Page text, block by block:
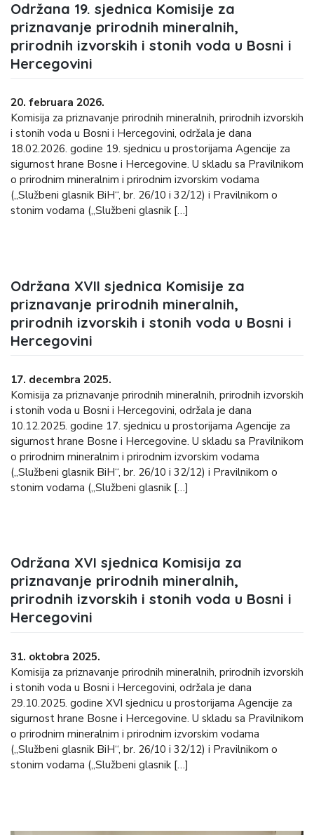
Održana 19. sjednica Komisije za
priznavanje prirodnih mineralnih,
prirodnih izvorskih i stonih voda u Bosni i
Hercegovini
20. februara 2026.
Komisija za priznavanje prirodnih mineralnih, prirodnih izvorskih
i stonih voda u Bosni i Hercegovini, održala je dana
18.02.2026. godine 19. sjednicu u prostorijama Agencije za
sigurnost hrane Bosne i Hercegovine. U skladu sa Pravilnikom
o prirodnim mineralnim i prirodnim izvorskim vodama
(„Službeni glasnik BiH“, br. 26/10 i 32/12) i Pravilnikom o
stonim vodama („Službeni glasnik […]
Održana XVII sjednica Komisije za
priznavanje prirodnih mineralnih,
prirodnih izvorskih i stonih voda u Bosni i
Hercegovini
17. decembra 2025.
Komisija za priznavanje prirodnih mineralnih, prirodnih izvorskih
i stonih voda u Bosni i Hercegovini, održala je dana
10.12.2025. godine 17. sjednicu u prostorijama Agencije za
sigurnost hrane Bosne i Hercegovine. U skladu sa Pravilnikom
o prirodnim mineralnim i prirodnim izvorskim vodama
(„Službeni glasnik BiH“, br. 26/10 i 32/12) i Pravilnikom o
stonim vodama („Službeni glasnik […]
Održana XVI sjednica Komisija za
priznavanje prirodnih mineralnih,
prirodnih izvorskih i stonih voda u Bosni i
Hercegovini
31. oktobra 2025.
Komisija za priznavanje prirodnih mineralnih, prirodnih izvorskih
i stonih voda u Bosni i Hercegovini, održala je dana
29.10.2025. godine XVI sjednicu u prostorijama Agencije za
sigurnost hrane Bosne i Hercegovine. U skladu sa Pravilnikom
o prirodnim mineralnim i prirodnim izvorskim vodama
(„Službeni glasnik BiH“, br. 26/10 i 32/12) i Pravilnikom o
stonim vodama („Službeni glasnik […]